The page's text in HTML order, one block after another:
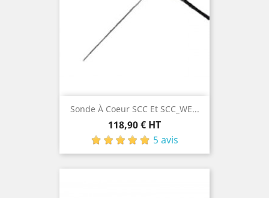
Sonde À Coeur SCC Et SCC_WE...
Prix
118,90 € HT
5 avis